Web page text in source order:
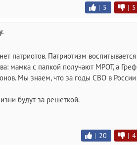
| 5 | 5
патриотов. Патриотизм воспитывается
мамка с папкой получают МРОТ, а Греф
Мы знаем, что за годы СВО в России
будут за решеткой.
| 20 | 4